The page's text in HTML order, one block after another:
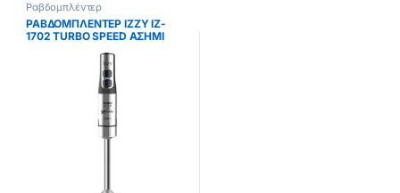
Ραβδομπλέντερ
ΡΑΒΔΟΜΠΛΕΝΤΕΡ IZZY IZ-
1702 TURBO SPEED ΑΣΗΜΙ